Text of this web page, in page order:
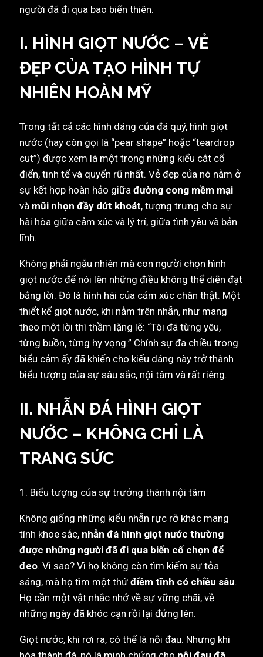
người đã đi qua bao biến thiên.
I. HÌNH GIỌT NƯỚC – VẺ
ĐẸP CỦA TẠO HÌNH TỰ
NHIÊN HOÀN MỸ
Trong tất cả các hình dáng của đá quý, hình giọt
nước (hay còn gọi là “pear shape” hoặc “teardrop
cut”) được xem là một trong những kiểu cắt cổ
điển, tinh tế và quyến rũ nhất. Vẻ đẹp của nó nằm ở
sự kết hợp hoàn hảo giữa đường cong mềm mại
và mũi nhọn đầy dứt khoát, tượng trưng cho sự
hài hòa giữa cảm xúc và lý trí, giữa tình yêu và bản
lĩnh.
Không phải ngẫu nhiên mà con người chọn hình
giọt nước để nói lên những điều không thể diễn đạt
bằng lời. Đó là hình hài của cảm xúc chân thật. Một
thiết kế giọt nước, khi nằm trên nhẫn, như mang
theo một lời thì thầm lặng lẽ: “Tôi đã từng yêu,
từng buồn, từng hy vọng.” Chính sự đa chiều trong
biểu cảm ấy đã khiến cho kiểu dáng này trở thành
biểu tượng của sự sâu sắc, nội tâm và rất riêng.
II. NHẪN ĐÁ HÌNH GIỌT
NƯỚC – KHÔNG CHỈ LÀ
TRANG SỨC
1. Biểu tượng của sự trưởng thành nội tâm
Không giống những kiểu nhẫn rực rỡ khác mang
tính khoe sắc, nhẫn đá hình giọt nước thường
được những người đã đi qua biến cố chọn để
đeo. Vì sao? Vì họ không còn tìm kiếm sự tỏa
sáng, mà họ tìm một thứ điềm tĩnh có chiều sâu.
Họ cần một vật nhắc nhở về sự vững chãi, về
những ngày đã khóc cạn rồi lại đứng lên.
Giọt nước, khi rơi ra, có thể là nỗi đau. Nhưng khi